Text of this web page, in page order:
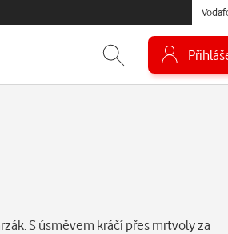
S úsměvem kráčí přes mrtvoly za